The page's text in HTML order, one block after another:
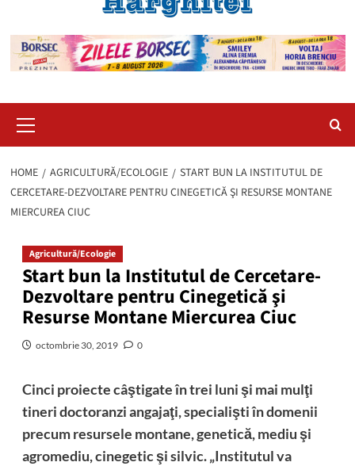
Menu
HOME AGRICULTURĂ/ECOLOGIE
START BUN LA INSTITUTUL DE
CERCETARE-DEZVOLTARE PENTRU CINEGETICĂ ŞI RESURSE MONTANE
MIERCUREA CIUC
Agricultură/Ecologie
Start bun la Institutul de Cercetare-
Dezvoltare pentru Cinegetică şi
Resurse Montane Miercurea Ciuc
octombrie 30, 2019 0
Cinci proiecte câştigate în trei luni şi mai mulţi
tineri doctoranzi angajaţi, specialişti în domenii
precum resursele montane, genetică, mediu şi
agromediu, cinegetic şi silvic. „Institutul va